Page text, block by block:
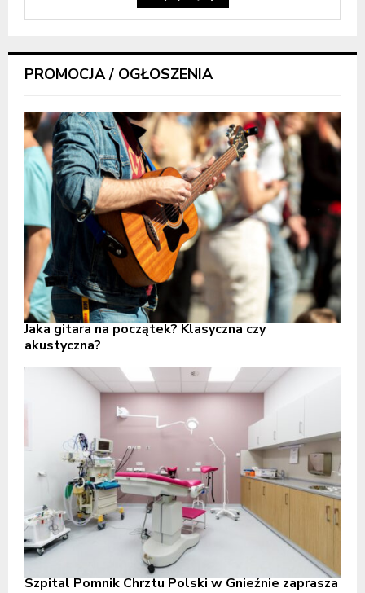
PROMOCJA / OGŁOSZENIA
Jaka gitara na początek? Klasyczna czy
akustyczna?
Szpital Pomnik Chrztu Polski w Gnieźnie zaprasza